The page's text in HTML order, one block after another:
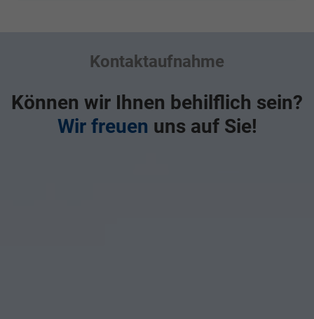
Kontaktaufnahme
Können wir Ihnen behilflich sein?
Wir freuen uns auf Sie!